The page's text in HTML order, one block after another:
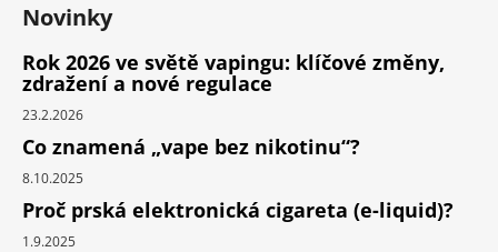
Novinky
Rok 2026 ve světě vapingu: klíčové změny,
zdražení a nové regulace
23.2.2026
Co znamená „vape bez nikotinu“?
8.10.2025
Proč prská elektronická cigareta (e-liquid)?
1.9.2025